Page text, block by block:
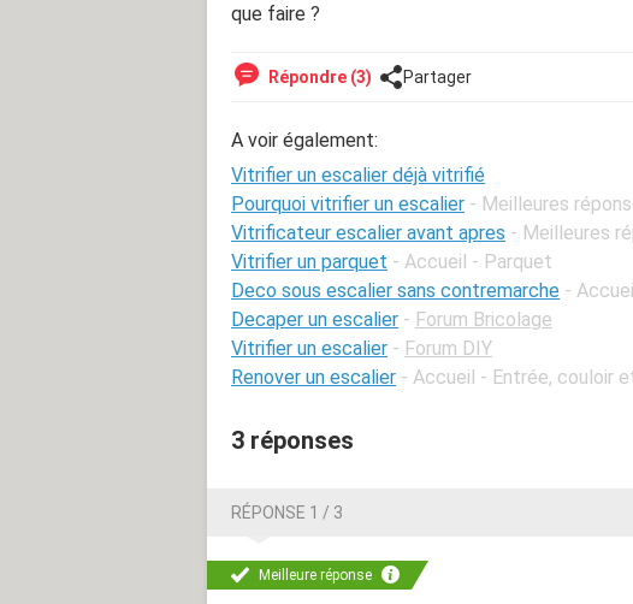
que faire ?
Répondre (3) Partager
A voir également:
Vitrifier un escalier déjà vitrifié
Pourquoi vitrifier un escalier - Meilleures
Vitrificateur escalier avant apres - Meilleures
Vitrifier un parquet - Accueil - Parquet
Deco sous escalier sans contremarche -
Decaper un escalier - Forum Bricolage
Vitrifier un escalier - Forum DIY
Renover un escalier - Accueil - Entrée, couloir
3 réponses
RÉPONSE 1 / 3
Meilleure réponse